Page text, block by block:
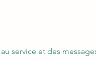
service et des